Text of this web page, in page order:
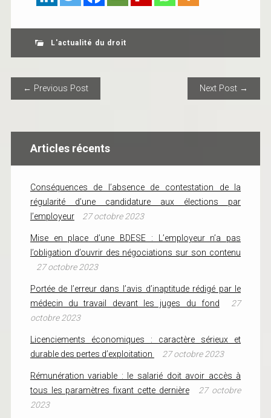
L'actualité du droit
POST NAVIGATION
← Previous Post Next Post →
Articles récents
Conséquences de l’absence de contestation de la
régularité d’une candidature aux élections par
l’employeur
27 octobre 2023
Mise en place d’une BDESE : L’employeur n’a pas
l’obligation d’ouvrir des négociations sur son contenu
27 octobre 2023
Portée de l’erreur dans l’avis d’inaptitude rédigé par le
médecin du travail devant les juges du fond
27
octobre 2023
Licenciements économiques : caractère sérieux et
durable des pertes d’exploitation
27 octobre 2023
Rémunération variable : le salarié doit avoir accès à
tous les paramètres fixant cette dernière
27 octobre
2023